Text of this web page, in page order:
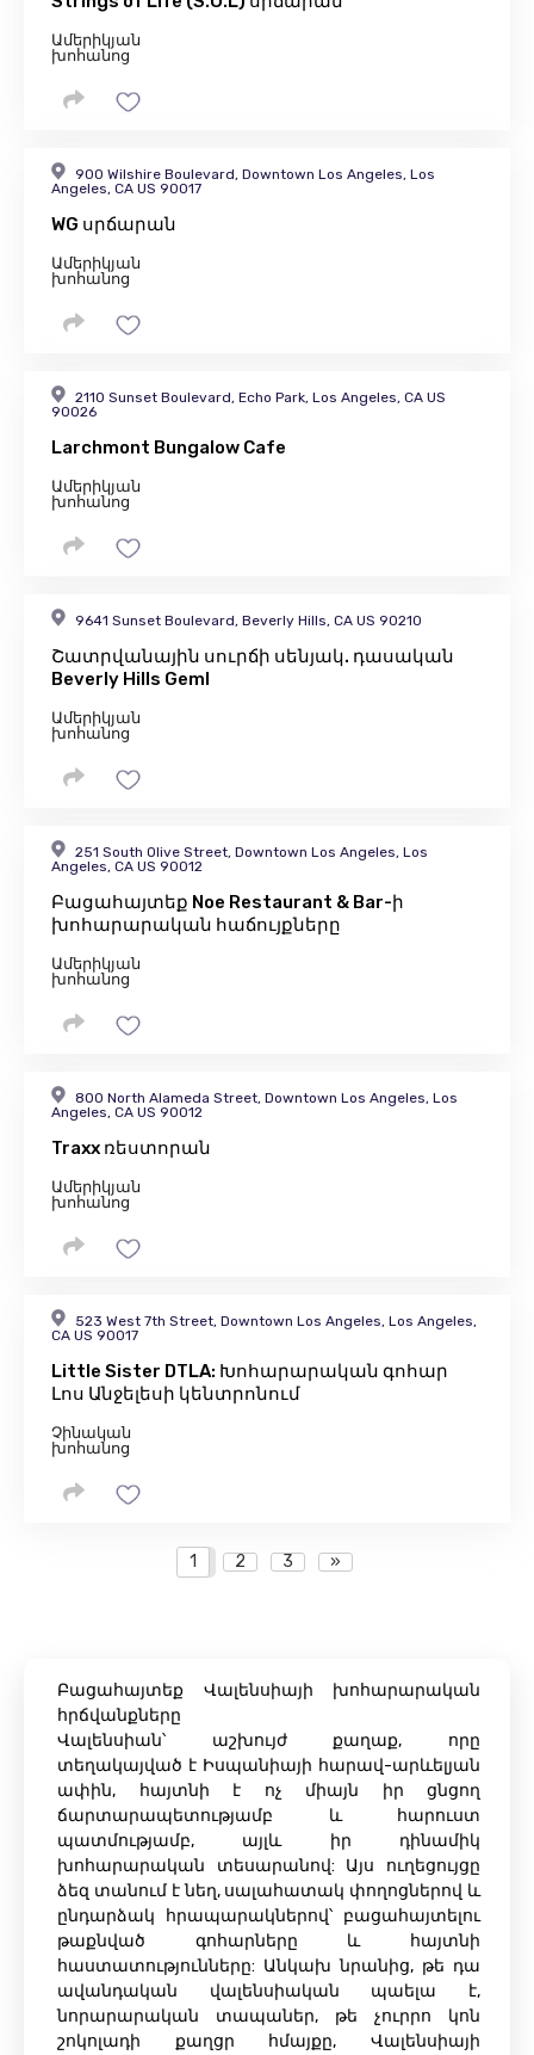
Ամերիկյան
խոհանոց
900 Wilshire Boulevard, Downtown Los Angeles, Los
Angeles, CA US 90017
WG սրճարան
Ամերիկյան
խոհանոց
2110 Sunset Boulevard, Echo Park, Los Angeles, CA US
90026
Larchmont Bungalow Cafe
Ամերիկյան
խոհանոց
9641 Sunset Boulevard, Beverly Hills, CA US 90210
Շատրվանային սուրճի սենյակ. դասական
Beverly Hills GemI
Ամերիկյան
խոհանոց
251 South Olive Street, Downtown Los Angeles, Los
Angeles, CA US 90012
Բացահայտեք Noe Restaurant & Bar-ի
խոհարարական հաճույքները
Ամերիկյան
խոհանոց
800 North Alameda Street, Downtown Los Angeles, Los
Angeles, CA US 90012
Traxx ռեստորան
Ամերիկյան
խոհանոց
523 West 7th Street, Downtown Los Angeles, Los Angeles,
CA US 90017
Little Sister DTLA: Խոհարարական գոհար
Լոս Անջելեսի կենտրոնում
Չինական
խոհանոց
1 2 3 »
Բացահայտեք Վալենսիայի խոհարարական
հրճվանքները
Վալենսիան՝ աշխույժ քաղաք, որը
տեղակայված է Իսպանիայի հարավ-արևելյան
ափին, հայտնի է ոչ միայն իր ցնցող
ճարտարապետությամբ և հարուստ
պատմությամբ, այլև իր դինամիկ
խոհարարական տեսարանով: Այս ուղեցույցը
ձեզ տանում է նեղ, սալահատակ փողոցներով և
ընդարձակ հրապարակներով՝ բացահայտելու
թաքնված գոհարները և հայտնի
հաստատությունները: Անկախ նրանից, թե դա
ավանդական վալենսիական պաելա է,
նորարարական տապաներ, թե չուրրո կոն
շոկոլադի քաղցր հմայքը, Վալենսիայի